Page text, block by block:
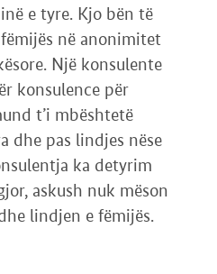
e tyre. Kjo bën të
në anonimitet
Një konsulente
konsulence për
t’i mbështetë
dhe pas lindjes nëse
ka detyrim
askush nuk mëson
lindjen e fëmijës.